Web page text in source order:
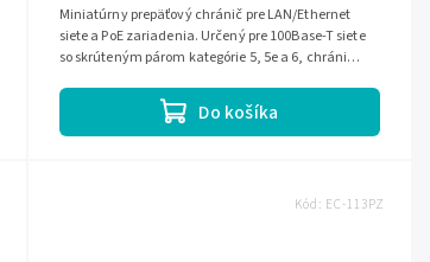
Do košíka
Miniatúrny prepäťový chránič pre LAN/Ethernet
siete a PoE zariadenia. Určený pre 100Base-T siete
so skrúteným párom kategórie 5, 5e a 6, chráni
Kód: EC-113PZ